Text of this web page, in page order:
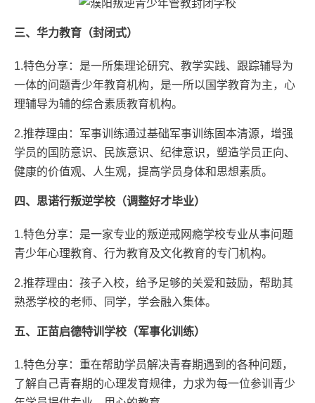
三、华力教育（封闭式）
1.特色分享：是一所集理论研究、教学实践、跟踪辅导为
一体的问题青少年教育机构，是一所以国学教育为主，心
理辅导为辅的综合素质教育机构。
2.推荐理由：军事训练通过基础军事训练固本清源，增强
学员的国防意识、民族意识、纪律意识，塑造学员正向、
健康的价值观、人生观，提高学员身体和思想素质。
四、思诺行叛逆学校（调整好才毕业）
1.特色分享：是一家专业的叛逆戒网瘾学校专业从事问题
青少年心理教育、行为教育及文化教育的专门机构。
2.推荐理由：孩子入校，给予足够的关爱和鼓励，帮助其
熟悉学校的老师、同学，学会融入集体。
五、正苗启德特训学校（军事化训练）
1.特色分享：重在帮助学员解决青春期遇到的各种问题，
了解自己青春期的心理发育规律，力求为每一位参训青少